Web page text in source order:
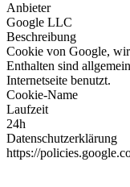
Anbieter
Google LLC
Beschreibung
Cookie von Google,
Enthalten sind
Internetseite benutzt.
Cookie-Name
Laufzeit
24h
Datenschutzerklärung
https://